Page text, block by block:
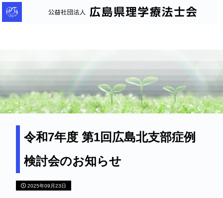
公
益
島
令和7年度 第1回広島北支部症例
検討会のお知らせ
2025年09月23日